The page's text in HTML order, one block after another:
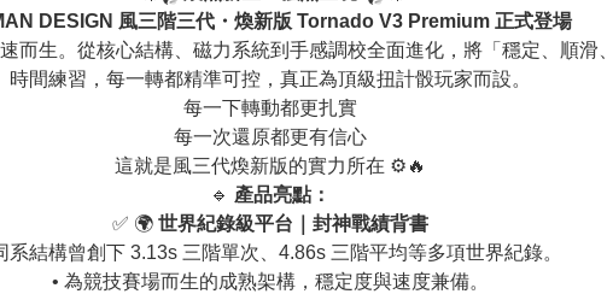
DESIGN 風三階三代・煥新版 Tornado V3 Premium 正式登場
而生。從核心結構、磁力系統到手感調校全面進化，將「穩定、順滑
時間練習，每一轉都精準可控，真正為頂級扭計骰玩家而設。
每一下轉動都更扎實
每一次還原都更有信心
這就是風三代煥新版的實力所在 ⚙️🔥
🔹 產品亮點：
✅ 🌍 世界紀錄級平台｜封神戰績背書
系結構曾創下 3.13s 三階單次、4.86s 三階平均等多項世界紀錄。
• 為競技賽場而生的成熟架構，穩定度與速度兼備。